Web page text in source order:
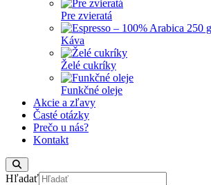
Pre zvieratá
Káva
Želé cukríky
Funkčné oleje
Akcie a zľavy
Časté otázky
Prečo u nás?
Kontakt
Hľadať